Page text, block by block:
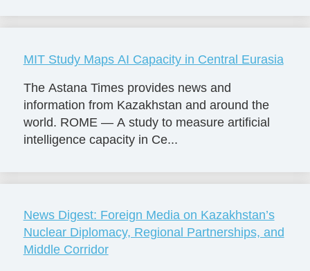
MIT Study Maps AI Capacity in Central Eurasia
The Astana Times provides news and
information from Kazakhstan and around the
world. ROME — A study to measure artificial
intelligence capacity in Ce...
News Digest: Foreign Media on Kazakhstan’s
Nuclear Diplomacy, Regional Partnerships, and
Middle Corridor